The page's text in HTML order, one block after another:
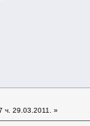
ч. 29.03.2011. »